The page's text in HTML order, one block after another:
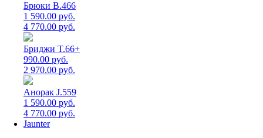
Брюки B.466
1 590.00 руб.
4 770.00 руб.
Бриджи T.66+
990.00 руб.
2 970.00 руб.
Анорак J.559
1 590.00 руб.
4 770.00 руб.
Jaunter